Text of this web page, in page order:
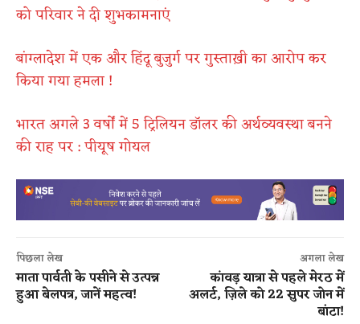
को परिवार ने दी शुभकामनाएं
बांग्लादेश में एक और हिंदू बुजुर्ग पर गुस्ताख़ी का आरोप कर
किया गया हमला !
भारत अगले 3 वर्षों में 5 ट्रिलियन डॉलर की अर्थव्यवस्था बनने
की राह पर : पीयूष गोयल
पिछला लेख
माता पार्वती के पसीने से उत्पन्न
हुआ बेलपत्र, जानें महत्व!
अगला लेख
कांवड़ यात्रा से पहले मेरठ में
अलर्ट, ज़िले को 22 सुपर जोन में
बांटा!